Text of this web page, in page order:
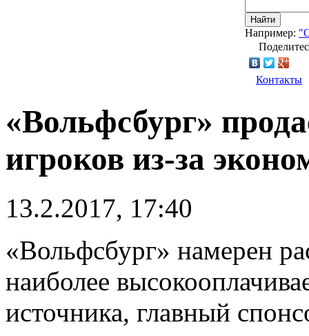
Найти
Например:
Контакты
«Вольфсбург»
игроков из-за
13.2.2017, 17:40
«Вольфсбург» намерен
наиболее
источника, главный